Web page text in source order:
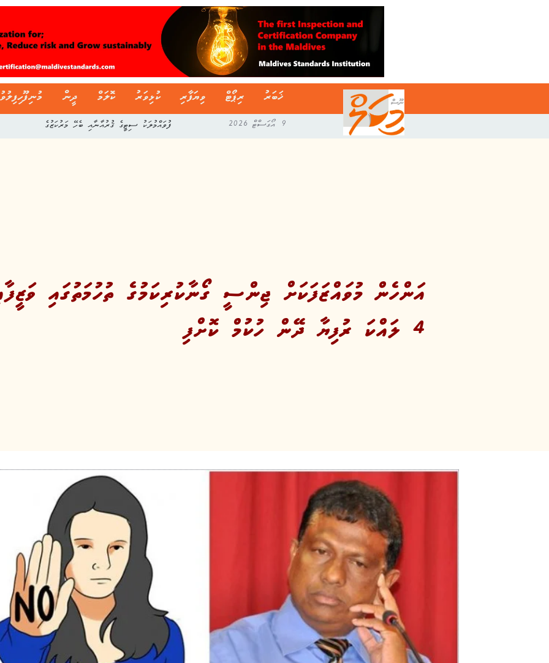
ޚަބަރު ރިޕޯޓް ވިޔަފާރި ކުޅިވަރު ކޮލަމް ދީން
9 އޯގަސްޓް 2026
އަންހެން މުވައްޒަފަކަށް ޖިންސީ ގޯނާކުރިކަމުގެ ތުހުމަތުގައި
4 ލައްކަ ރުފިޔާ ދޭން ހުކުމް ކޮށްފި